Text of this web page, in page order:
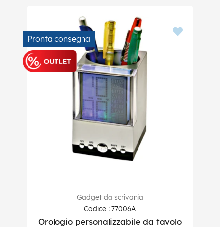
Pronta consegna
Gadget da scrivania
Codice : 77006A
Orologio personalizzabile da tavolo